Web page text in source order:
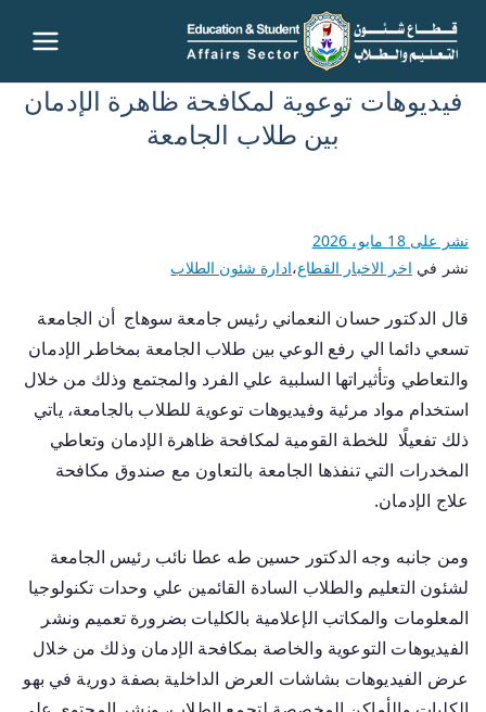
قطاع
شئون
– جامعة
سوهاج
فيديوهات توعوية لمكافحة ظاهرة الإدمان
بين طلاب الجامعة
نشر على18 مايو، 2026
نشر في اخر الاخبار القطاع،ادارة شئون الطلاب
قال الدكتور حسان النعماني رئيس جامعة سوهاج أن الجامعة
تسعي دائما الي رفع الوعي بين طلاب الجامعة بمخاطر الإدمان
والتعاطي وتأثيراتها السلبية علي الفرد والمجتمع وذلك من خلال
استخدام مواد مرئية وفيديوهات توعوية للطلاب بالجامعة، ياتي
ذلك تفعيلًا للخطة القومية لمكافحة ظاهرة الإدمان وتعاطي
المخدرات التي تنفذها الجامعة بالتعاون مع صندوق مكافحة
علاج الإدمان.
ومن جانبه وجه الدكتور حسين طه عطا نائب رئيس الجامعة
لشئون التعليم والطلاب السادة القائمين علي وحدات تكنولوجيا
المعلومات والمكاتب الإعلامية بالكليات بضرورة تعميم ونشر
الفيديوهات التوعوية والخاصة بمكافحة الإدمان وذلك من خلال
عرض الفيديوهات بشاشات العرض الداخلية بصفة دورية في بهو